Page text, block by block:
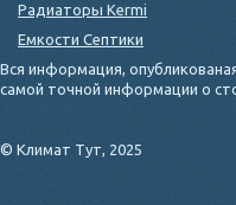
Радиаторы Kermi
Емкости Септики
Вся информация,
самой точной информации о
© Климат Тут, 2025